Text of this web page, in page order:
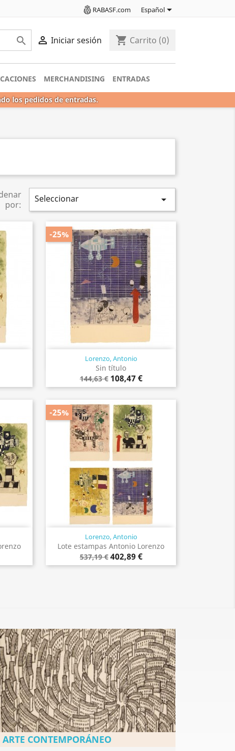
RABASF.com Español
  Iniciar sesión shopping_cart Carrito (0)
MERCHANDISING ENTRADAS
los pedidos de entradas.
por:
Seleccionar 
Lorenzo, Antonio
Sin título
144,63 € 108,47 €
-25%
Vista rápida
Lorenzo, Antonio
Lote estampas Antonio Lorenzo
537,19 € 402,89 €
-25%
Vista rápida
ARTE CONTEMPORÁNEO